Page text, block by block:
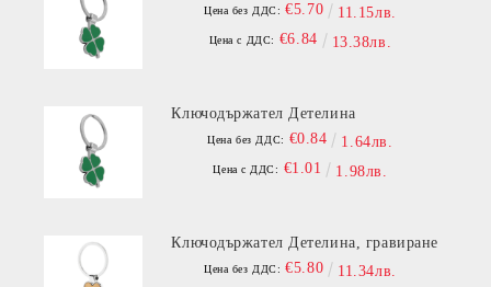
Цена без ДДС: €5.70 11.15лв.
Цена с ДДС: €6.84 13.38лв.
Ключодържател Детелина
Цена без ДДС: €0.84 1.64лв.
Цена с ДДС: €1.01 1.98лв.
Ключодържател Детелина, гравиране
Цена без ДДС: €5.80 11.34лв.